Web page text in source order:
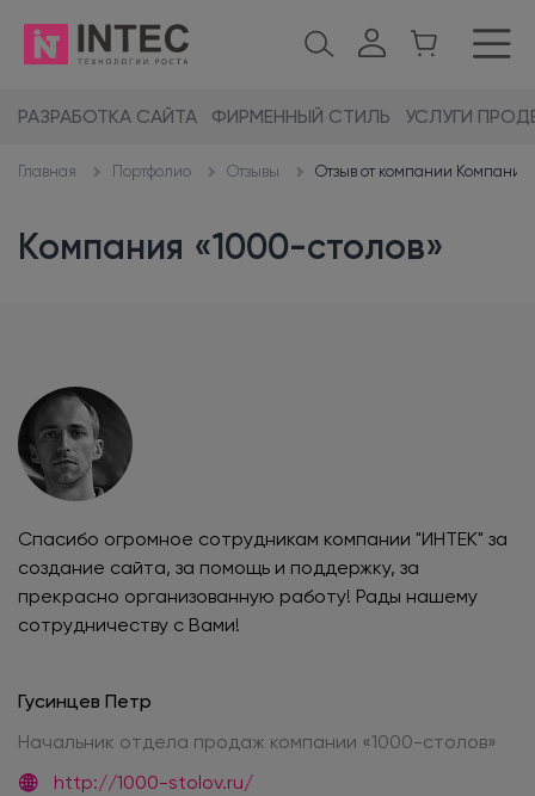
РАЗРАБОТКА САЙТА ФИРМЕННЫЙ СТИЛЬ УСЛУГИ
Главная Портфолио Отзывы Отзыв от компании Компания
Компания «1000-столов»
Спасибо огромное сотрудникам компании "ИНТЕК" за
создание сайта, за помощь и поддержку, за
прекрасно организованную работу! Рады нашему
сотрудничеству с Вами!
Гусинцев Петр
Начальник отдела продаж компании «1000-столов»
http://1000-stolov.ru/